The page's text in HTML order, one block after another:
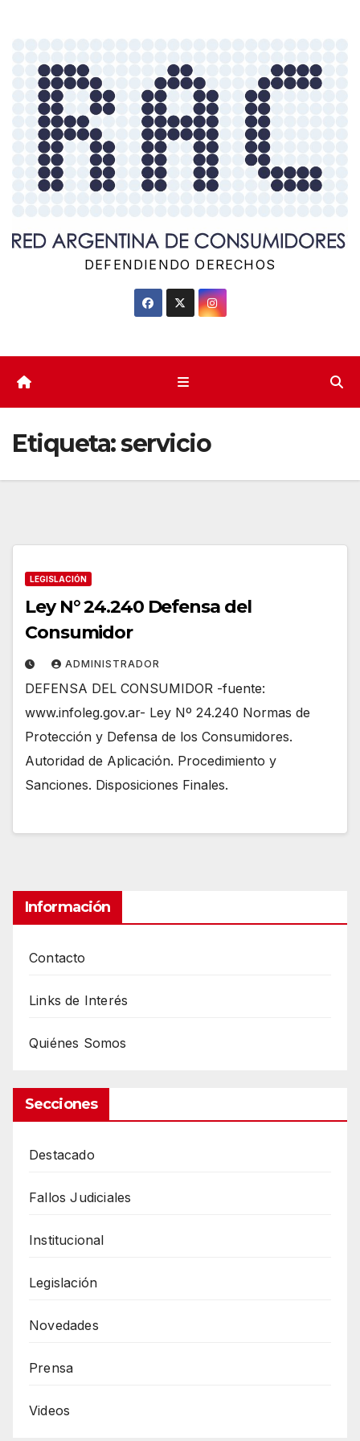
contenido
DEFENDIENDO DERECHOS
Etiqueta:servicio
LEGISLACIÓN
Ley N° 24.240 Defensa del
Consumidor
ADMINISTRADOR
DEFENSA DEL CONSUMIDOR -fuente:
www.infoleg.gov.ar- Ley Nº 24.240 Normas de
Protección y Defensa de los Consumidores.
Autoridad de Aplicación. Procedimiento y
Sanciones. Disposiciones Finales.
Información
Contacto
Links de Interés
Quiénes Somos
Secciones
Destacado
Fallos Judiciales
Institucional
Legislación
Novedades
Prensa
Videos